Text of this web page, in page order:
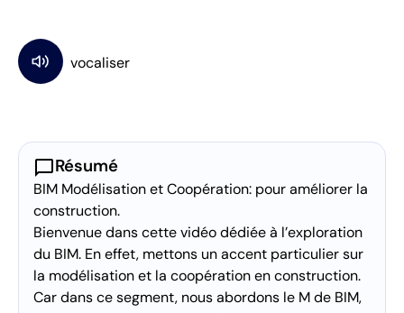
chat_bubbleRésumé
BIM Modélisation et Coopération: pour améliorer la
construction.
Bienvenue dans cette vidéo dédiée à l’exploration
du BIM. En effet, mettons un accent particulier sur
la modélisation et la coopération en construction.
Car dans ce segment, nous abordons le M de BIM,